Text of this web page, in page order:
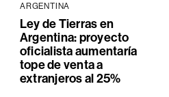
ARGENTINA
Ley de Tierras en
Argentina: proyecto
oficialista aumentaría
tope de venta a
extranjeros al 25%